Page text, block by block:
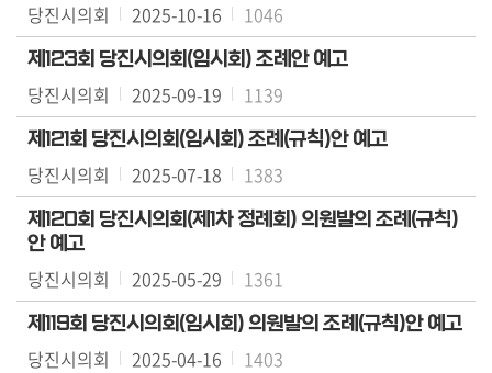
당
진
군
의
회
회
의
록
시
민
참
여
당진시의회 2025-10-16 1046
제123회 당진시의회(임시회) 조례안 예고
당진시의회 2025-09-19 1139
제121회 당진시의회(임시회) 조례(규칙)안 예고
당진시의회 2025-07-18 1383
제120회 당진시의회(제1차 정례회) 의원발의 조례(규칙)
안 예고
당진시의회 2025-05-29 1361
제119회 당진시의회(임시회) 의원발의 조례(규칙)안 예고
당진시의회 2025-04-16 1403